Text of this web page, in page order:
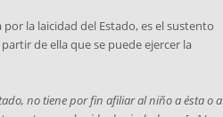
la laicidad del Estado, es el sustento
de ella que se puede ejercer la
no tiene por fin afiliar al niño a ésta o a